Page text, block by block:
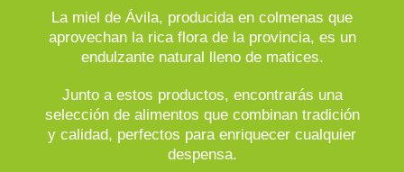
La miel de Ávila, producida en colmenas que
aprovechan la rica flora de la provincia, es un
endulzante natural lleno de matices.
Junto a estos productos, encontrarás una
selección de alimentos que combinan tradición
y calidad, perfectos para enriquecer cualquier
despensa.